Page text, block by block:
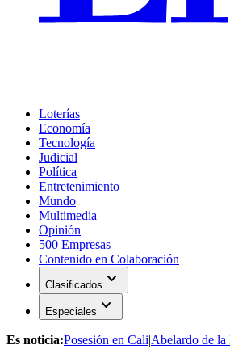
Loterías
Economía
Tecnología
Judicial
Política
Entretenimiento
Mundo
Multimedia
Opinión
500 Empresas
Contenido en Colaboración
Clasificados expand_more
Especiales expand_more
Es noticia:Posesión en Cali|Abelardo de la